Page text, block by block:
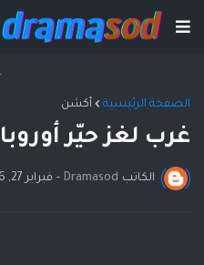
الصفحة الرئيسية أكشن
غرب لغز حيّر أوروبا
الكاتب Dramasod
- فبراير 27, 2026